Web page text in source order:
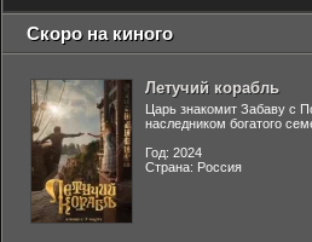
Скоро на киного
Летучий корабль
Царь знакомит Забаву с
наследником богатого
Год: 2024
Страна: Россия